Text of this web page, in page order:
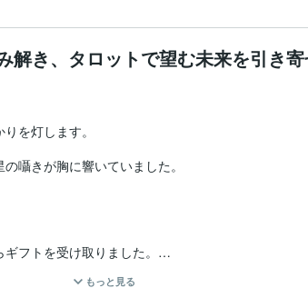
解き、タロットで望む未来を引き寄
を灯します。
囁きが胸に響いていました。
フトを受け取りました。
もっと見る